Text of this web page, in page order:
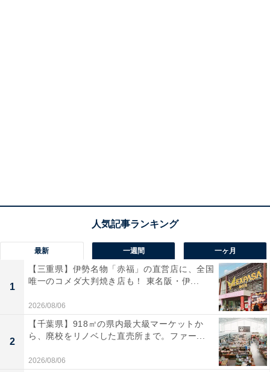
最新 一週間 一ヶ月
1
【三重県】伊勢名物「赤福」の直営店に、全国
唯一のコメダ大判焼き店も！ 東名阪・伊...
2026/08/06
2
【千葉県】918㎡の県内最大級マーケットか
ら、廃校をリノベした直売所まで。ファー...
2026/08/06